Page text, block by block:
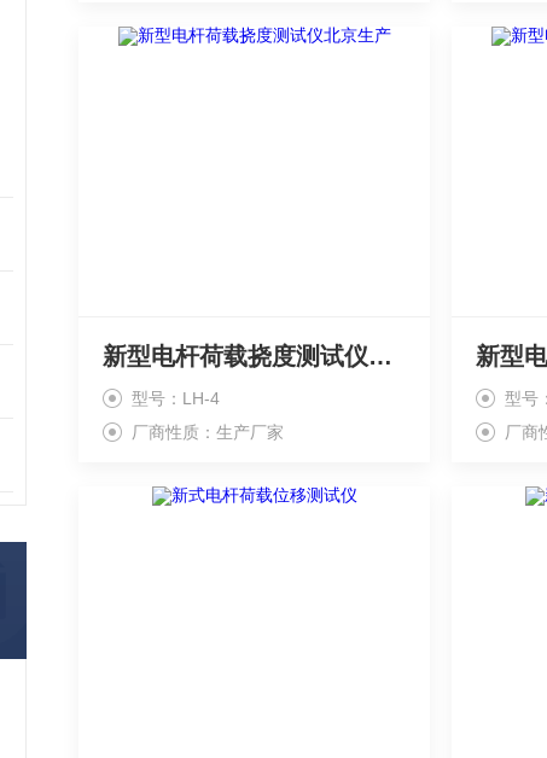
新型电杆荷载挠度测试仪北京生产
型号：LH-4
厂商性质：生产厂家
型号
厂商